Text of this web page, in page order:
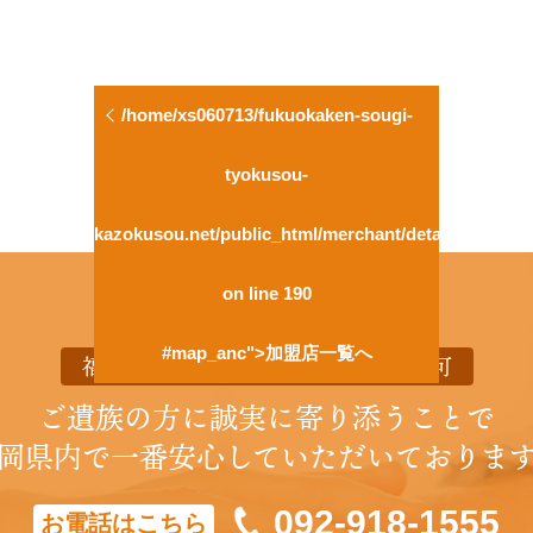
/home/xs060713/fukuokaken-sougi-
tyokusou-
kazokusou.net/public_html/merchant/detail.html
on line 190
#map_anc">加盟店一覧へ
福岡県葬祭業協同組合 福岡県知事認可
ご遺族の方に誠実に寄り添うことで
県内で一番安心していただいておりま
お電話はこちら 092-918-1555